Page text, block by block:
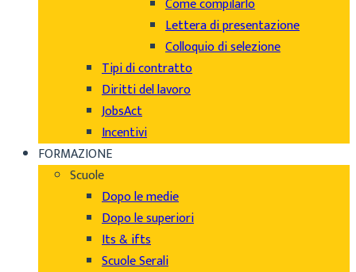
Come compilarlo
Lettera di presentazione
Colloquio di selezione
Tipi di contratto
Diritti del lavoro
JobsAct
Incentivi
FORMAZIONE
Scuole
Dopo le medie
Dopo le superiori
Its & ifts
Scuole Serali